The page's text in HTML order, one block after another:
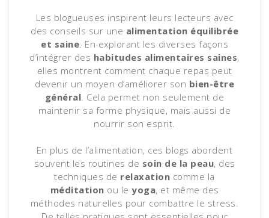
Les blogueuses inspirent leurs lecteurs avec
des conseils sur une alimentation équilibrée
et saine . En explorant les diverses façons
d’intégrer des habitudes alimentaires saines,
elles montrent comment chaque repas peut
devenir un moyen d’améliorer son bien-être
général . Cela permet non seulement de
maintenir sa forme physique, mais aussi de
nourrir son esprit.
En plus de l’alimentation, ces blogs abordent
souvent les routines de soin de la peau, des
techniques de relaxation comme la
méditation ou le yoga, et même des
méthodes naturelles pour combattre le stress.